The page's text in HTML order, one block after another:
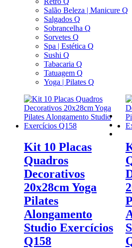
Salão Beleza | Manicure Q
Salgados Q
Sobrancelha Q
Sorvetes Q
Spa | Estética Q
Sushi Q
Tabacaria Q
Tatuagem Q
Yoga | Pilates Q
Kit 10 Placas
Quadros
Decorativos
20x28cm Yoga
Pilates
Alongamento
Studio Exercícios
Q158